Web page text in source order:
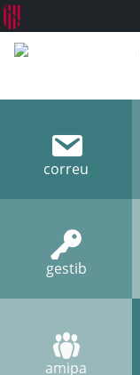
correu
gestib
amipa